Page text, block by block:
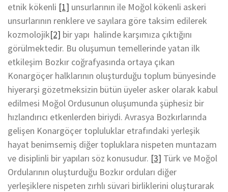
etnik kökenli [1] unsurlarının ile Moğol kökenli askeri
unsurlarının renklere ve sayılara göre taksim edilerek
kozmolojik[2] bir yapı halinde karşımıza çıktığını
görülmektedir. Bu oluşumun temellerinde yatan ilk
etkileşim Bozkır coğrafyasında ortaya çıkan
Konargöçer halklarının oluşturduğu toplum bünyesinde
hiyerarşi gözetmeksizin bütün üyeler asker olarak kabul
edilmesi Moğol Ordusunun oluşumunda şüphesiz bir
hızlandırıcı etkenlerden biriydi. Avrasya Bozkırlarında
gelişen Konargöçer topluluklar etrafındaki yerleşik
hayat benimsemiş diğer topluklara nispeten muntazam
ve disiplinli bir yapıları söz konusudur. [3] Türk ve Moğol
Ordularının oluşturduğu Bozkır orduları diğer
yerleşiklere nispeten zırhlı süvari birliklerini oluşturarak